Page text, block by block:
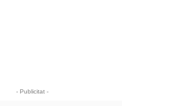
- Publicitat -